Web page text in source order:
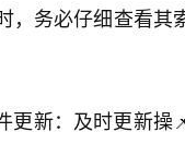
，务必仔细查看
更新：及时更新操